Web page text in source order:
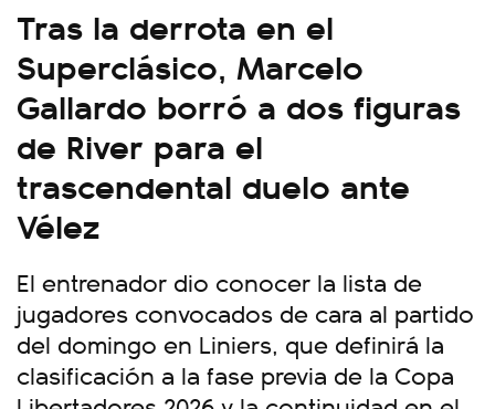
Tras la derrota en el
Superclásico, Marcelo
Gallardo borró a dos figuras
de River para el
trascendental duelo ante
Vélez
El entrenador dio conocer la lista de
jugadores convocados de cara al partido
del domingo en Liniers, que definirá la
clasificación a la fase previa de la Copa